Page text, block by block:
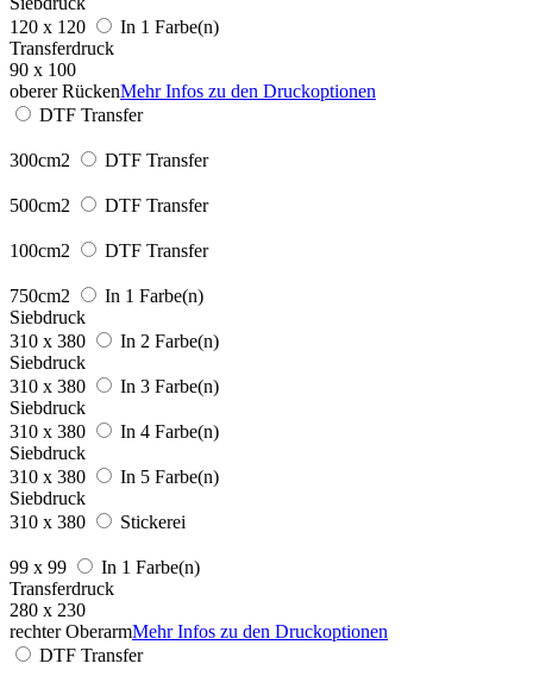
120 x 120
In 1 Farbe(n)
Transferdruck
90 x 100
oberer RückenMehr Infos zu den Druckoptionen
DTF Transfer
300cm2 DTF Transfer
500cm2 DTF Transfer
100cm2 DTF Transfer
750cm2
In 1 Farbe(n)
Siebdruck
310 x 380
In 2 Farbe(n)
Siebdruck
310 x 380
In 3 Farbe(n)
Siebdruck
310 x 380
In 4 Farbe(n)
Siebdruck
310 x 380
In 5 Farbe(n)
Siebdruck
310 x 380
Stickerei
99 x 99
In 1 Farbe(n)
Transferdruck
280 x 230
rechter OberarmMehr Infos zu den Druckoptionen
DTF Transfer